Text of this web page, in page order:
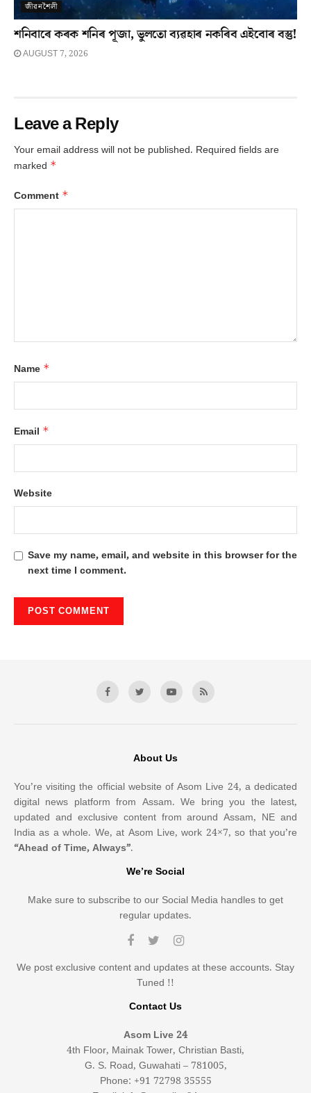
জীৱনশৈলী
শনিবাৰে কৰক শনিৰ পূজা, ভুলতো ব্যৱহাৰ নকৰিব এইবোৰ বস্তু!
AUGUST 7, 2026
Leave a Reply
Your email address will not be published. Required fields are
marked *
Comment *
Name *
Email *
Website
Save my name, email, and website in this browser for the
next time I comment.
About Us
You’re visiting the official website of Asom Live 24, a dedicated
digital news platform from Assam. We bring you the latest,
updated and exclusive content from around Assam, NE and
India as a whole. We, at Asom Live, work 24×7, so that you’re
“Ahead of Time, Always”.
We’re Social
Make sure to subscribe to our Social Media handles to get
regular updates.
We post exclusive content and updates at these accounts. Stay
Tuned !!
Contact Us
Asom Live 24
4th Floor, Mainak Tower, Christian Basti,
G. S. Road, Guwahati – 781005,
Phone: +91 72798 35555